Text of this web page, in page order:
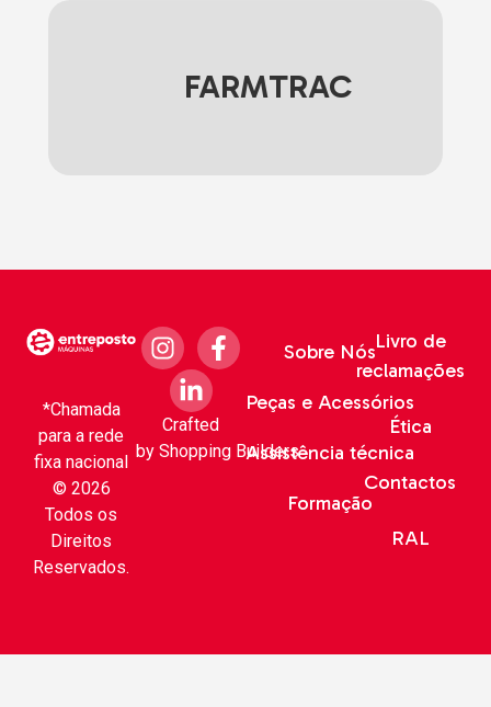
FARMTRAC
*Chamada
para a rede
fixa nacional
© 2026
Todos os
Direitos
Reservados.
Sobre Nós
Peças e Acessórios
Assistência técnica
Formação
Livro de
reclamações
Ética
Contactos
RAL
Crafted
by Shopping Builders